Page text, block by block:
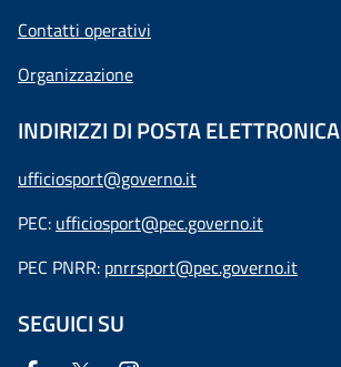
Contatti operativi
Organizzazione
INDIRIZZI DI POSTA ELETTRONICA
ufficiosport@governo.it
PEC: ufficiosport@pec.governo.it
PEC PNRR: pnrrsport@pec.governo.it
SEGUICI SU